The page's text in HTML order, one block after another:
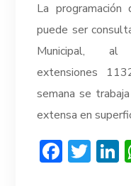
La
puede ser
Municipal, al
extensiones
semana se
extensa en